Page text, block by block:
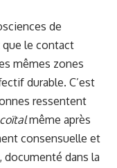
de
le contact
mêmes zones
durable. C’est
ressentent
même après
consensuelle et
documenté dans la